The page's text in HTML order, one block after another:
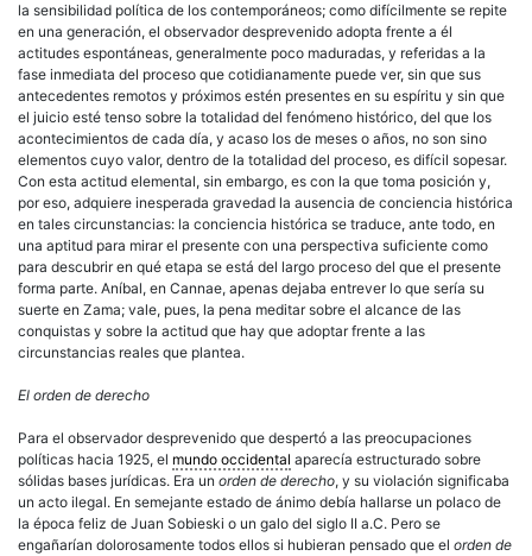
la sensibilidad política de los contemporáneos; como difícilmente se repite
en una generación, el observador desprevenido adopta frente a él
actitudes espontáneas, generalmente poco maduradas, y referidas a la
fase inmediata del proceso que cotidianamente puede ver, sin que sus
antecedentes remotos y próximos estén presentes en su espíritu y sin que
el juicio esté tenso sobre la totalidad del fenómeno histórico, del que los
acontecimientos de cada día, y acaso los de meses o años, no son sino
elementos cuyo valor, dentro de la totalidad del proceso, es difícil sopesar.
Con esta actitud elemental, sin embargo, es con la que toma posición y,
por eso, adquiere inesperada gravedad la ausencia de conciencia histórica
en tales circunstancias: la conciencia histórica se traduce, ante todo, en
una aptitud para mirar el presente con una perspectiva suficiente como
para descubrir en qué etapa se está del largo proceso del que el presente
forma parte. Aníbal, en Cannae, apenas dejaba entrever lo que sería su
suerte en Zama; vale, pues, la pena meditar sobre el alcance de las
conquistas y sobre la actitud que hay que adoptar frente a las
circunstancias reales que plantea.
El orden de derecho
Para el observador desprevenido que despertó a las preocupaciones
políticas hacia 1925, el mundo occidental aparecía estructurado sobre
sólidas bases jurídicas. Era un orden de derecho, y su violación significaba
un acto ilegal. En semejante estado de ánimo debía hallarse un polaco de
la época feliz de Juan Sobieski o un galo del siglo II a.C. Pero se
engañarían dolorosamente todos ellos si hubieran pensado que el orden de